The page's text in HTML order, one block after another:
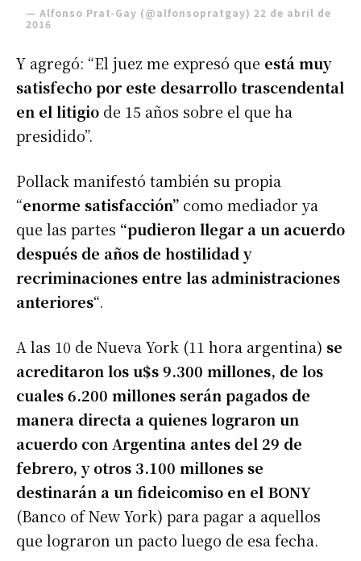
— Alfonso Prat-Gay (@alfonsopratgay) 22 de abril de
2016
Y agregó: “El juez me expresó que está muy
satisfecho por este desarrollo trascendental
en el litigio de 15 años sobre el que ha
presidido”.
Pollack manifestó también su propia
“enorme satisfacción” como mediador ya
que las partes “pudieron llegar a un acuerdo
después de años de hostilidad y
recriminaciones entre las administraciones
anteriores“.
A las 10 de Nueva York (11 hora argentina) se
acreditaron los u$s 9.300 millones, de los
cuales 6.200 millones serán pagados de
manera directa a quienes lograron un
acuerdo con Argentina antes del 29 de
febrero, y otros 3.100 millones se
destinarán a un fideicomiso en el BONY
(Banco of New York) para pagar a aquellos
que lograron un pacto luego de esa fecha.